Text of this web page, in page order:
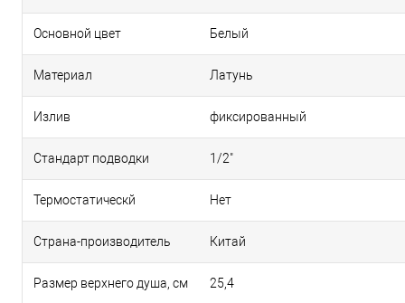
Основной цвет Белый
Материал Латунь
Излив фиксированный
Стандарт подводки 1/2"
Термостатическй Нет
Страна-производитель Китай
Размер верхнего душа, см 25,4